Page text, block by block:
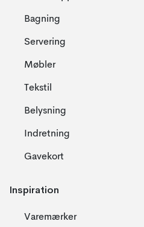
Bagning
Servering
Møbler
Tekstil
Belysning
Indretning
Gavekort
Inspiration
Varemærker